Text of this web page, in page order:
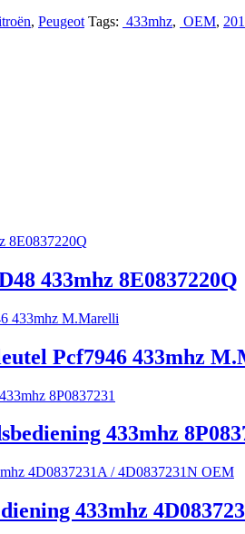
, Peugeot Tags: 433mhz, OEM,
433mhz 8E0837220Q
Pcf7946 433mhz
433mhz
433mhz